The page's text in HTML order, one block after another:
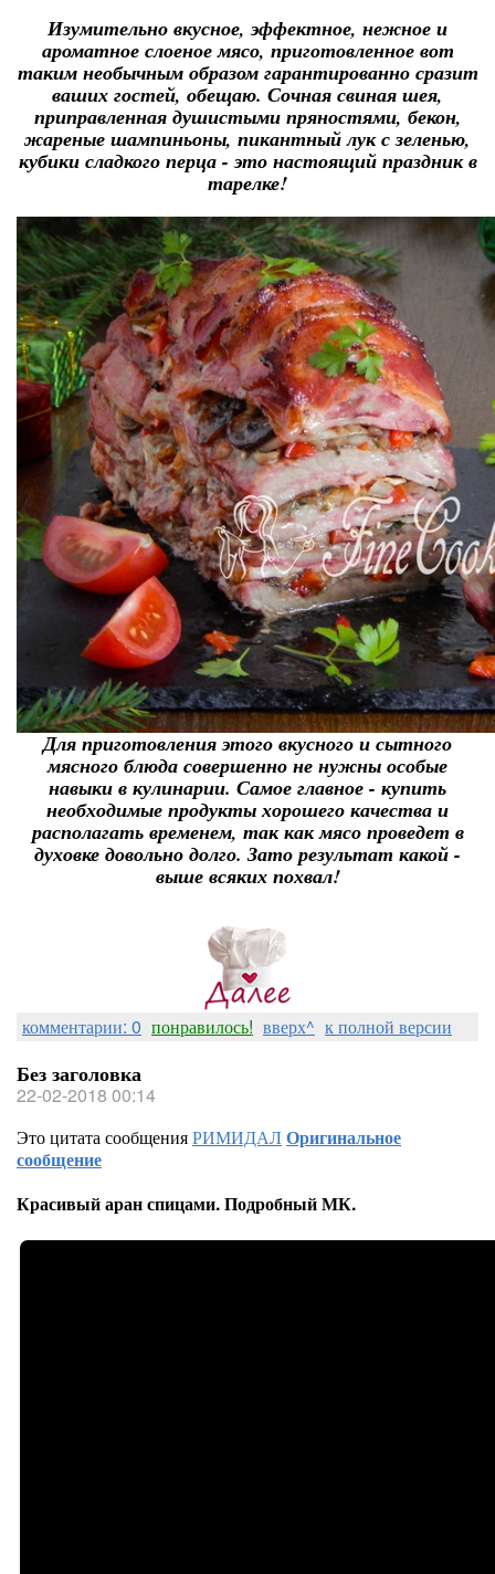
Изумительно вкусное, эффектное, нежное и
ароматное слоеное мясо, приготовленное вот
таким необычным образом гарантированно сразит
ваших гостей, обещаю. Сочная свиная шея,
приправленная душистыми пряностями, бекон,
жареные шампиньоны, пикантный лук с зеленью,
кубики сладкого перца - это настоящий праздник в
тарелке!
Для приготовления этого вкусного и сытного
мясного блюда совершенно не нужны особые
навыки в кулинарии. Самое главное - купить
необходимые продукты хорошего качества и
располагать временем, так как мясо проведет в
духовке довольно долго. Зато результат какой -
выше всяких похвал!
комментарии: 0 понравилось! вверх^ к полной версии
Без заголовка
22-02-2018 00:14
Это цитата сообщенияРИМИДАЛОригинальное
сообщение
Красивый аран спицами. Подробный МК.